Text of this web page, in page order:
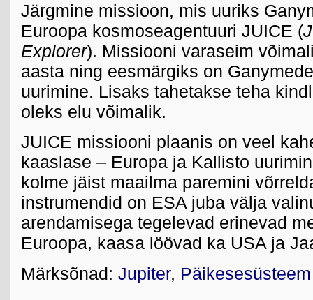
Järgmine missioon, mis uuriks
Euroopa kosmoseagentuuri JUICE (
Explorer). Missiooni varaseim
aasta ning eesmärgiks on
uurimine. Lisaks tahetakse teha
oleks elu võimalik.
JUICE missiooni plaanis on veel
kaaslase – Europa ja Kallisto
kolme jäist maailma paremini
instrumendid on ESA juba välja
arendamisega tegelevad erinevad
Euroopa, kaasa löövad ka USA ja
Märksõnad: Jupiter, Päikesesüsteem